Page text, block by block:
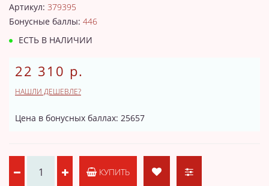
Артикул: 379395
Бонусные баллы: 446
ЕСТЬ В НАЛИЧИИ
22 310 р.
НАШЛИ ДЕШЕВЛЕ?
Цена в бонусных баллах: 25657
КУПИТЬ